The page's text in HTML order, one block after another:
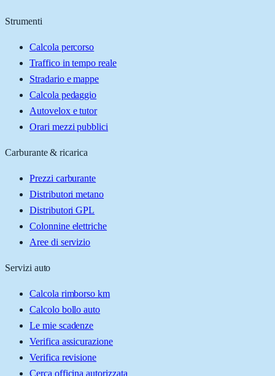
Strumenti
Calcola percorso
Traffico in tempo reale
Stradario e mappe
Calcola pedaggio
Autovelox e tutor
Orari mezzi pubblici
Carburante & ricarica
Prezzi carburante
Distributori metano
Distributori GPL
Colonnine elettriche
Aree di servizio
Servizi auto
Calcola rimborso km
Calcolo bollo auto
Le mie scadenze
Verifica assicurazione
Verifica revisione
Cerca officina autorizzata